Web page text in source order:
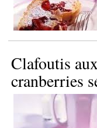
Clafoutis
cranberries